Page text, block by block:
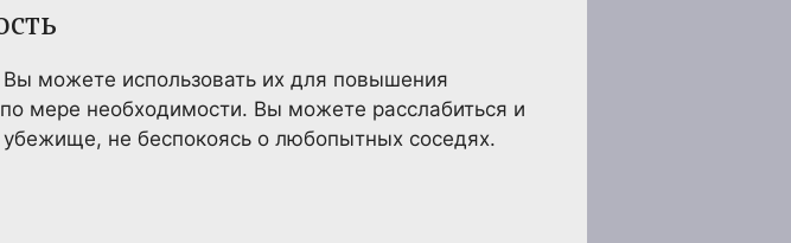
можете использовать их для повышения
мере необходимости. Вы можете расслабиться и
не беспокоясь о любопытных соседях.